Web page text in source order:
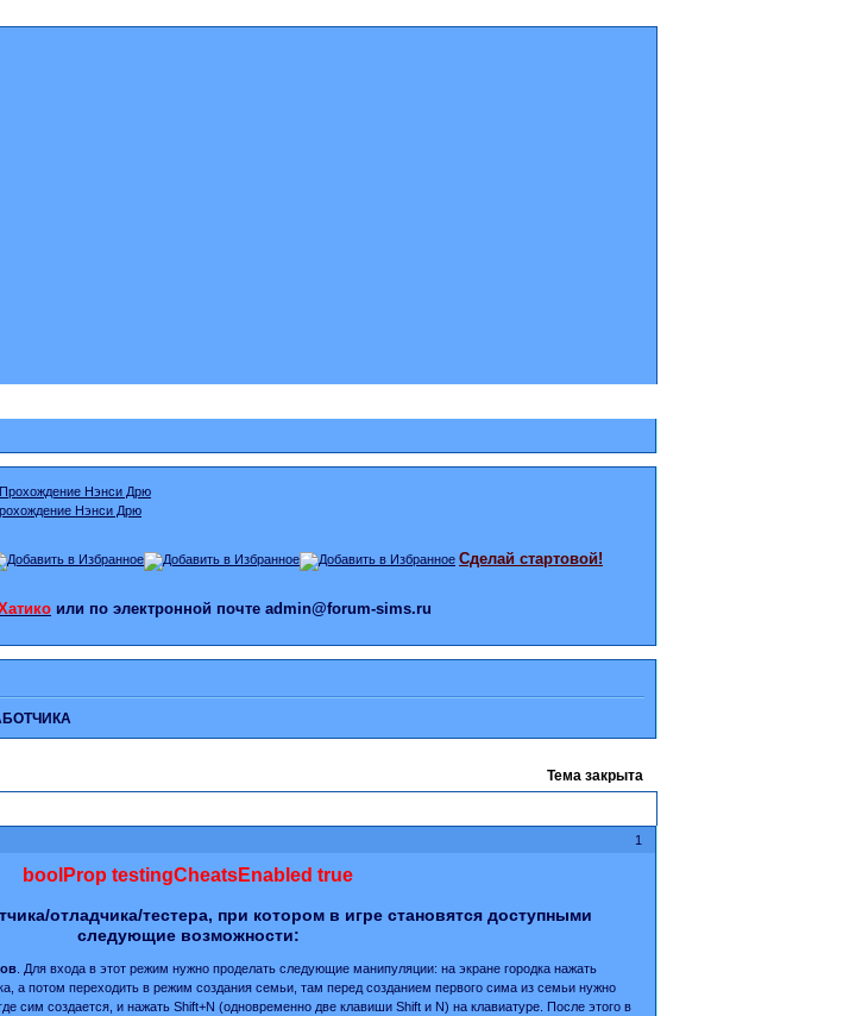
Нэнси Дрю
Сделай стартовой!
или по электронной почте admin@forum-sims.ru
Тема закрыта
1
boolProp testingCheatsEnabled true
отладчика/тестера, при котором в игре становятся доступными
следующие возможности:
. Для входа в этот режим нужно проделать следующие манипуляции: на экране городка нажать
а потом переходить в режим создания семьи, там перед созданием первого сима из семьи нужно
сим создается, и нажать Shift+N (одновременно две клавиши Shift и N) на клавиатуре. После этого в